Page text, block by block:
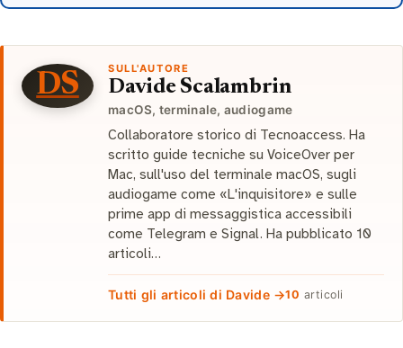
DS
SULL'AUTORE
Davide Scalambrin
macOS, terminale, audiogame
Collaboratore storico di Tecnoaccess. Ha
scritto guide tecniche su VoiceOver per
Mac, sull'uso del terminale macOS, sugli
audiogame come «L'inquisitore» e sulle
prime app di messaggistica accessibili
come Telegram e Signal. Ha pubblicato 10
articoli…
Tutti gli articoli di Davide →10 articoli